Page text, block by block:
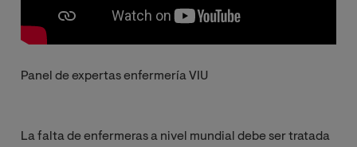
Panel de expertas enfermería VIU
La falta de enfermeras a nivel mundial debe ser tratada